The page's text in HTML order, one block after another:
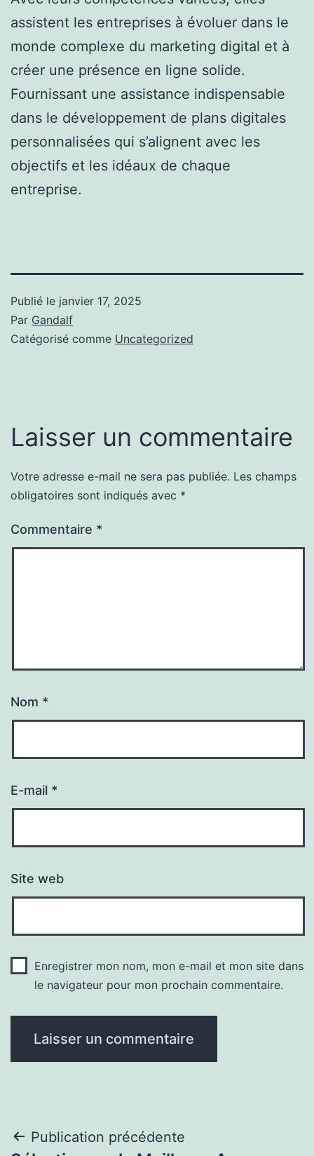
assistent les entreprises à évoluer dans le
monde complexe du marketing digital et à
créer une présence en ligne solide.
Fournissant une assistance indispensable
dans le développement de plans digitales
personnalisées qui s’alignent avec les
objectifs et les idéaux de chaque
entreprise.
Publié le janvier 17, 2025
Par Gandalf
Catégorisé comme Uncategorized
Laisser un commentaire
Votre adresse e-mail ne sera pas publiée. Les champs
obligatoires sont indiqués avec *
Commentaire *
Nom *
E-mail *
Site web
Enregistrer mon nom, mon e-mail et mon site dans
le navigateur pour mon prochain commentaire.
Navigation
Publication précédente